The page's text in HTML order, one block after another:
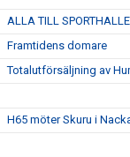
ALLA TILL
Framtidens domare
Totalutförsäljning av
H65 möter Skuru i